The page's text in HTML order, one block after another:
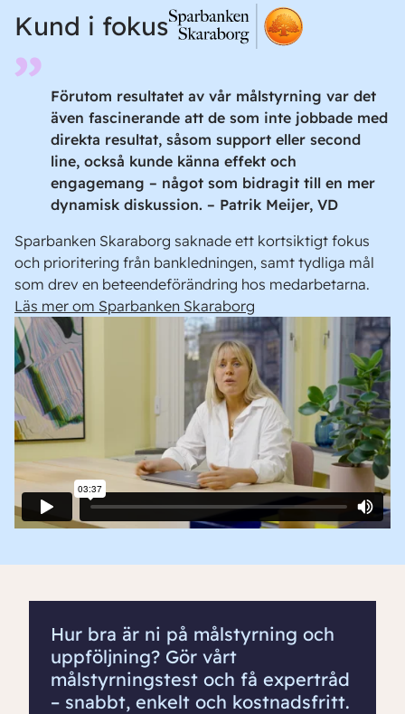
Kund i fokus
Förutom resultatet av vår målstyrning var det
även fascinerande att de som inte jobbade med
direkta resultat, såsom support eller second
line, också kunde känna effekt och
engagemang – något som bidragit till en mer
dynamisk diskussion. – Patrik Meijer, VD
Sparbanken Skaraborg saknade ett kortsiktigt fokus
och prioritering från bankledningen, samt tydliga mål
som drev en beteendeförändring hos medarbetarna.
Läs mer om Sparbanken Skaraborg
Hur bra är ni på målstyrning och
uppföljning? Gör vårt
målstyrningstest och få expertråd
– snabbt, enkelt och kostnadsfritt.